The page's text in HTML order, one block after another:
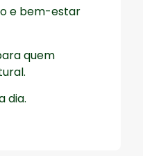
e bem-estar
quem
dia.